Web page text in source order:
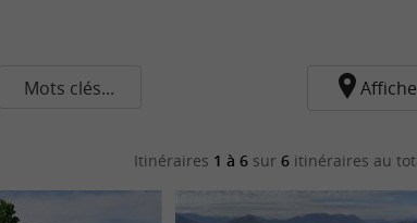
Mots clés...
Itinéraires 1 à 6 sur6 itinéraires au